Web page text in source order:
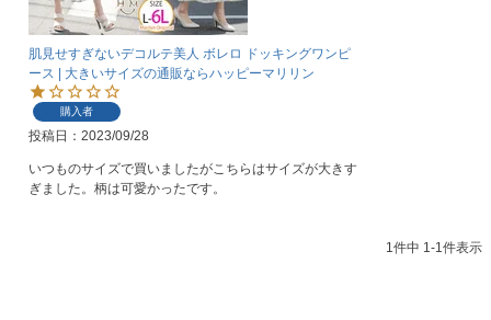
肌見せすぎないデコルテ美人 ボレロ ドッキングワンピ
ース | 大きいサイズの通販ならハッピーマリリン
購入者
投稿日 2023/09/28
いつものサイズで買いましたがこちらはサイズが大きす
ぎました。柄は可愛かったです。
1件中 1-1件表示